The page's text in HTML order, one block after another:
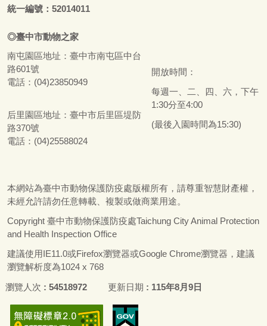
統一編號：52014011
◎臺中市動物之家
南屯園區地址： 臺中市南屯區中台
路601號
電話：(04)23850949
后里園區地址： 臺中市后里區堤防
路370號
電話：(04)25588024
開放時間：
每週一、二、四、六，下午
1:30分至4:00
(最後入園時間為15:30)
本網站為臺中市動物保護防疫處版權所有，請尊重智慧財產權，
未經允許請勿任意轉載、複製或做商業用途。
Copyright 臺中市動物保護防疫處Taichung City Animal Protection
and Health Inspection Office
建議使用IE11.0或Firefox瀏覽器或Google Chrome瀏覽器，建議
瀏覽解析度為1024 x 768
瀏覽人次 54518972 更新日期 115年8月9日